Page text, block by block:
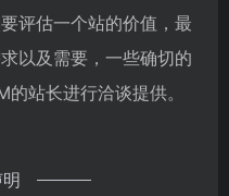
评估一个站的价值，最
以及需要，一些确切的
站长进行洽谈提供。